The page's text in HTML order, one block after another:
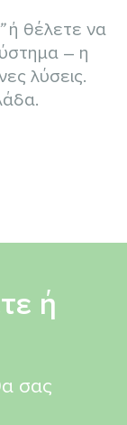
ή θέλετε να
– η
λύσεις.
ή
σας